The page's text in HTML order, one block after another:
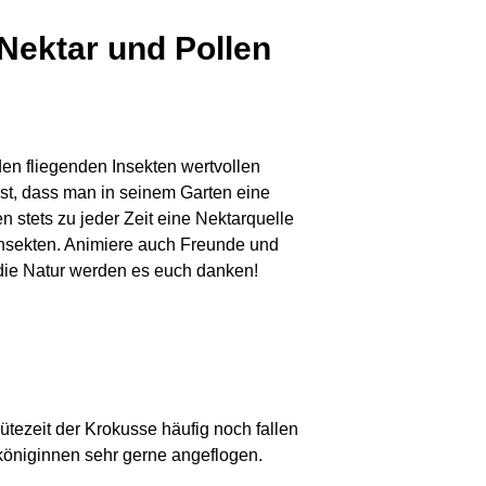
und Pollen
fliegenden Insekten wertvollen
dass man in seinem Garten eine
stets zu jeder Zeit eine Nektarquelle
Animiere auch Freunde und
Natur werden es euch danken!
der Krokusse häufig noch fallen
sehr gerne angeflogen.